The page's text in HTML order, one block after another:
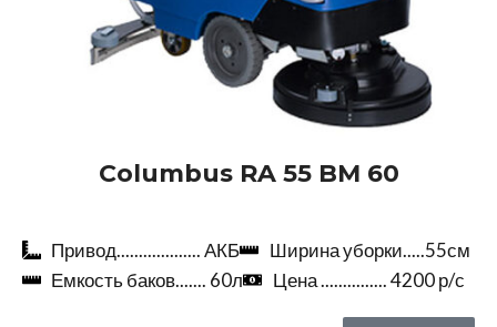
Columbus RA 55 BM 60
Привод................... АКБ
Ширина уборки.....55см
Емкость баков....... 60л
Цена ............... 4200 р/с